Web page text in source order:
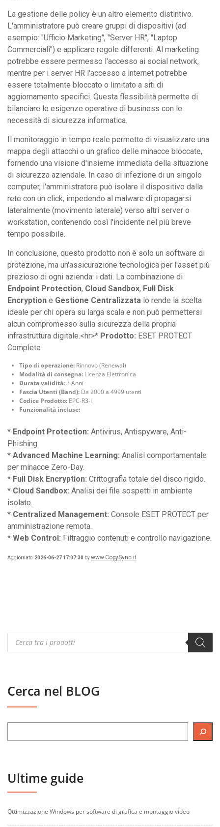
La gestione delle policy è un altro elemento distintivo.
L'amministratore può creare gruppi di dispositivi (ad
esempio: "Ufficio Marketing", "Server HR", "Laptop
Commerciali") e applicare regole differenti. Al marketing
potrebbe essere permesso l'accesso ai social network,
mentre per i server HR l'accesso a internet potrebbe
essere totalmente bloccato o limitato a siti di
aggiornamento specifici. Questa flessibilità permette di
bilanciare le esigenze operative di business con le
necessità di sicurezza informatica.
Il monitoraggio in tempo reale permette di visualizzare una
mappa degli attacchi o un grafico delle minacce bloccate,
fornendo una visione d'insieme immediata della situazione
di sicurezza aziendale. In caso di infezione di un singolo
computer, l'amministratore può isolare il dispositivo dalla
rete con un click, impedendo al malware di propagarsi
lateralmente (movimento laterale) verso altri server o
workstation, contenendo così l'incidente nel più breve
tempo possibile.
In conclusione, questo prodotto non è solo un software di
protezione, ma un'assicurazione tecnologica per l'asset più
prezioso di ogni azienda: i dati. La combinazione di
Endpoint Protection, Cloud Sandbox, Full Disk
Encryption e Gestione Centralizzata lo rende la scelta
ideale per chi opera su larga scala e non può permettersi
alcun compromesso sulla sicurezza della propria
infrastruttura digitale.<hr>* Prodotto: ESET PROTECT
Complete
Tipo di operazione: Rinnovo (Renewal)
Modalità di consegna: Licenza Elettronica
Durata validità:3 Anni
Fascia Utenti (Band): Da 2000 a 4999 utenti
Codice Prodotto: EPC-R3-I
Funzionalità incluse:
* Endpoint Protection: Antivirus, Antispyware, Anti-
Phishing.
* Advanced Machine Learning: Analisi comportamentale
per minacce Zero-Day.
* Full Disk Encryption: Crittografia totale del disco rigido.
* Cloud Sandbox: Analisi dei file sospetti in ambiente
isolato.
* Centralized Management: Console ESET PROTECT per
amministrazione remota.
* Web Control: Filtraggio contenuti e controllo navigazione.
Aggiornato: 2026-06-27 17:07:30 bywww.CopySync.it
Products
search
Cerca nel BLOG
Ultime guide
Ottimizzazione Windows per software di grafica e montaggio video